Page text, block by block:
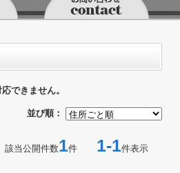
できません。
並び順：
該当公開件数1件 1-1件表示